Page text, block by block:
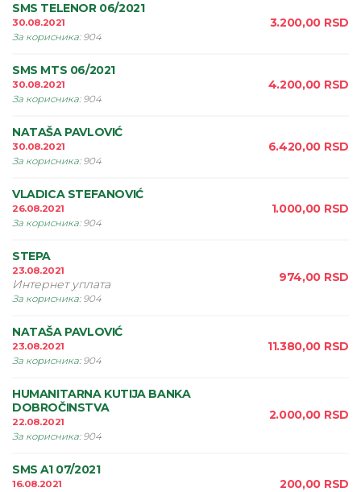
SMS TELENOR 06/2021
30.08.2021
За корисника: 904
3.200,00 RSD
SMS MTS 06/2021
30.08.2021
За корисника: 904
4.200,00 RSD
NATAŠA PAVLOVIĆ
30.08.2021
За корисника: 904
6.420,00 RSD
VLADICA STEFANOVIĆ
26.08.2021
За корисника: 904
1.000,00 RSD
STEPA
23.08.2021
Интернет уплата
За корисника: 904
974,00 RSD
NATAŠA PAVLOVIĆ
23.08.2021
За корисника: 904
11.380,00 RSD
HUMANITARNA KUTIJA BANKA
DOBROČINSTVA
22.08.2021
За корисника: 904
2.000,00 RSD
SMS A1 07/2021
16.08.2021
200,00 RSD